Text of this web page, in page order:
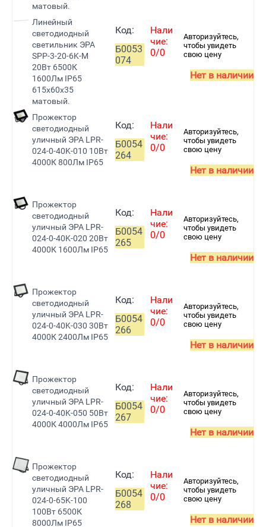
матовый.
Линейный
светодиодный
светильник ЭРА
SPP-3-20-6K-M
20Вт 6500К
1600Лм IP65
615х60х35
матовый.
Код:
Б0053
074
Нали
чие:
0/0
Авторизуйтесь,
чтобы увидеть
свою цену
Нет в наличии
Прожектор
светодиодный
уличный ЭРА LPR-
024-0-40K-010 10Вт
4000К 800Лм IP65
Код:
Б0054
264
Нали
чие:
0/0
Авторизуйтесь,
чтобы увидеть
свою цену
Нет в наличии
Прожектор
светодиодный
уличный ЭРА LPR-
024-0-40K-020 20Вт
4000К 1600Лм IP65
Код:
Б0054
265
Нали
чие:
0/0
Авторизуйтесь,
чтобы увидеть
свою цену
Нет в наличии
Прожектор
светодиодный
уличный ЭРА LPR-
024-0-40K-030 30Вт
4000К 2400Лм IP65
Код:
Б0054
266
Нали
чие:
0/0
Авторизуйтесь,
чтобы увидеть
свою цену
Нет в наличии
Прожектор
светодиодный
уличный ЭРА LPR-
024-0-40K-050 50Вт
4000К 4000Лм IP65
Код:
Б0054
267
Нали
чие:
0/0
Авторизуйтесь,
чтобы увидеть
свою цену
Нет в наличии
Прожектор
светодиодный
уличный ЭРА LPR-
024-0-65K-100
100Вт 6500К
8000Лм IP65
Код:
Б0054
268
Нали
чие:
0/0
Авторизуйтесь,
чтобы увидеть
свою цену
Нет в наличии